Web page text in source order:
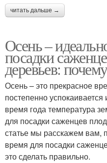
читать дальше →
Осень –
посадки
деревьев:
Осень – это прекрасное
постепенно успокаивается
время года температура
для посадки саженцев
статье мы расскажем вам,
время для посадки
это сделать правильно.